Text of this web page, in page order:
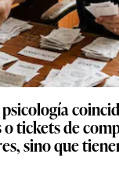
tickets de
sino que